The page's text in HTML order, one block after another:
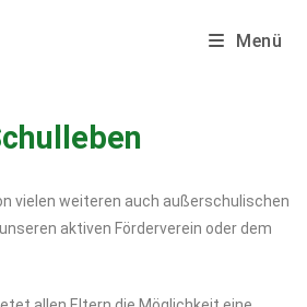
Menü
vielen weiteren auch außerschulischen
aktiven Förderverein oder dem